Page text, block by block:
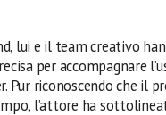
lui e il team creativo
per accompagnare
Pur riconoscendo che il
l’attore ha